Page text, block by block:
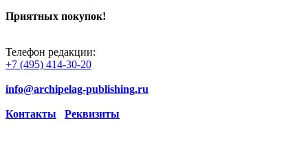
Приятных покупок!
Телефон редакции:
+7 (495) 414-30-20
info@archipelag-publishing.ru
Контакты Реквизиты